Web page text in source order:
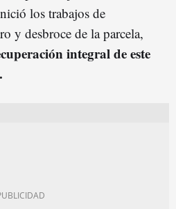
los trabajos de
y desbroce de la parcela,
integral de este